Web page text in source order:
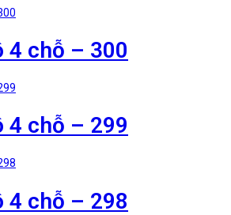
4 chỗ – 300
4 chỗ – 299
4 chỗ – 298